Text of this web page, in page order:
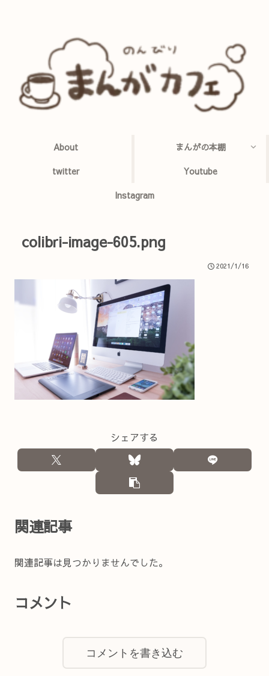
About
まんがの本棚
twitter
Youtube
Instagram
colibri-image-605.png
2021/1/16
シェアする
関連記事
関連記事は見つかりませんでした。
コメント
コメントを書き込む